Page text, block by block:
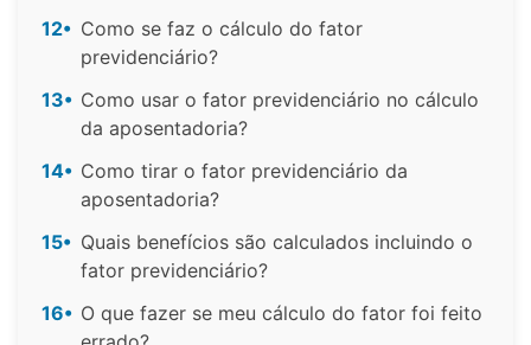
12• Como se faz o cálculo do fator
previdenciário?
13• Como usar o fator previdenciário no cálculo
da aposentadoria?
14• Como tirar o fator previdenciário da
aposentadoria?
15• Quais benefícios são calculados incluindo o
fator previdenciário?
16• O que fazer se meu cálculo do fator foi feito